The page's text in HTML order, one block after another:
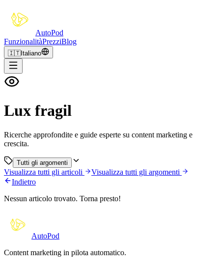
AutoPod
FunzionalitàPrezziBlog
🇮🇹Italiano
Lux fragil
Ricerche approfondite e guide esperte su content marketing e
crescita.
Tutti gli argomenti
Visualizza tutti gli articoli
Visualizza tutti gli argomenti
Indietro
Nessun articolo trovato. Torna presto!
AutoPod
Content marketing in pilota automatico.